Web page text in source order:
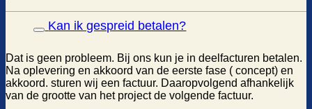
Kan ik gespreid betalen?
Dat is geen probleem. Bij ons kun je in deelfacturen betalen.
Na oplevering en akkoord van de eerste fase ( concept) en
akkoord. sturen wij een factuur. Daaropvolgend afhankelijk
van de grootte van het project de volgende factuur.